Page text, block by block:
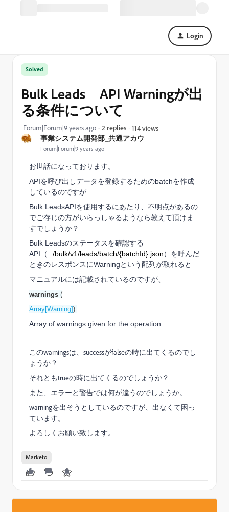
Login
事業システム開発部_共通アカウ
Forum|Forum|9 years ago
Solved
Bulk Leads API Warningが出
る条件について
Forum|Forum|9 years ago 2 replies 114 views
お世話になっております。
APIを呼び出しデータを登録するためのbatchを作成
しているのですが
Bulk LeadsAPIを使用するにあたり、不明点があるの
でご存じの方がいらっしゃるようなら教えて頂けま
すでしょうか？
Bulk Leadsのステータスを確認する
API（
/bulk/v1/leads/batch/{batchId}.json）を呼んだ
ときのレスポンスにWarningという配列が取れると
マニュアルには記載されているのですが、
warnings (
Array[Warning]):
Array of warnings given for the operation
このwarningsは、successがfalseの時に出てくるのでし
ょうか？
それともtrueの時に出てくるのでしょうか？
また、エラーと警告では何が違うのでしょうか。
warningを出そうとしているのですが、出なくて困っ
ています。
よろしくお願い致します。
Marketo